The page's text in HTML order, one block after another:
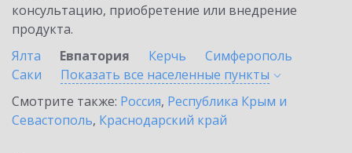
консультацию, приобретение или внедрение
продукта.
Ялта
Евпатория Керчь
Симферополь
Саки
Показать все населенные пункты
Смотрите также: Россия, Республика Крым и
Севастополь, Краснодарский край